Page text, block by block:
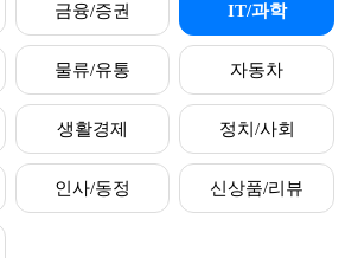
금융/증권 IT/과학
물류/유통 자동차
생활경제 정치/사회
인사/동정 신상품/리뷰